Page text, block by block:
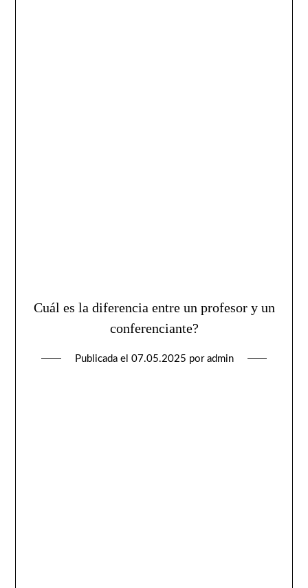
Cuál es la diferencia entre un profesor y un
conferenciante?
Publicada el 07.05.2025 por admin